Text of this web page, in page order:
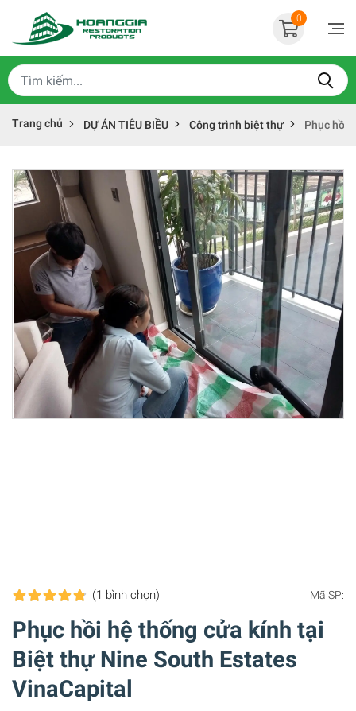
0
Trang chủ DỰ ÁN TIÊU BIỀU Công trình biệt thự Phục hồi
(1 bình chọn) Mã SP:
Phục hồi hệ thống cửa kính tại
Biệt thự Nine South Estates
VinaCapital